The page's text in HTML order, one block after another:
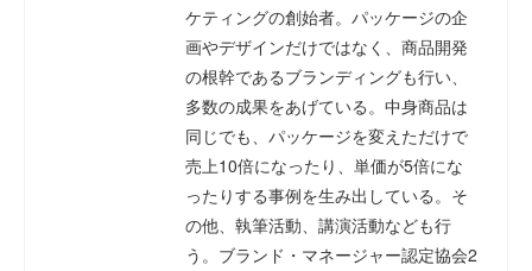
ケティングの創始者。パッケージの企
画やデザインだけではなく、商品開発
の根幹であるブランディングも行い、
多数の成果をあげている。中身商品は
同じでも、パッケージを変えただけで
売上10倍になったり、単価が5倍にな
ったりする事例を生み出している。そ
の他、執筆活動、講演活動なども行
う。ブランド・マネージャー認定協会2